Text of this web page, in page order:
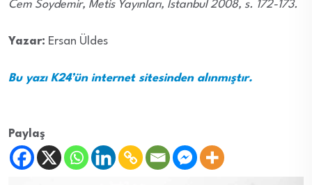
Cem Soydemir, Metis Yayınları, İstanbul 2008, s. 172-173.
Yazar: Ersan Üldes
Bu yazı K24’ün internet sitesinden alınmıştır.
Paylaş